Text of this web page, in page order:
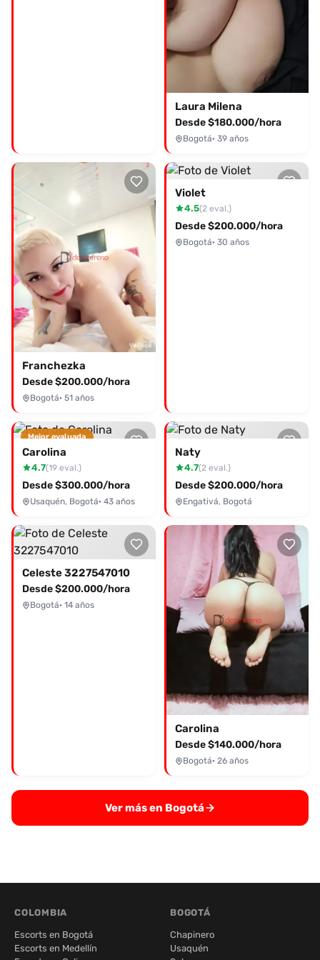
Laura Milena
Desde $180.000/hora
Bogotá· 39 años
Franchezka
Desde $200.000/hora
Bogotá· 51 años
Violet
4.5(2 eval.)
Desde $200.000/hora
Bogotá· 30 años
Mejor evaluada
Carolina
4.7(19 eval.)
Desde $300.000/hora
Usaquén, Bogotá· 43 años
Naty
4.7(2 eval.)
Desde $200.000/hora
Engativá, Bogotá
Celeste 3227547010
Desde $200.000/hora
Bogotá· 14 años
Carolina
Desde $140.000/hora
Bogotá· 26 años
Ver más en Bogotá
COLOMBIA
Escorts en Bogotá
Escorts en Medellín
BOGOTÁ
Chapinero
Usaquén